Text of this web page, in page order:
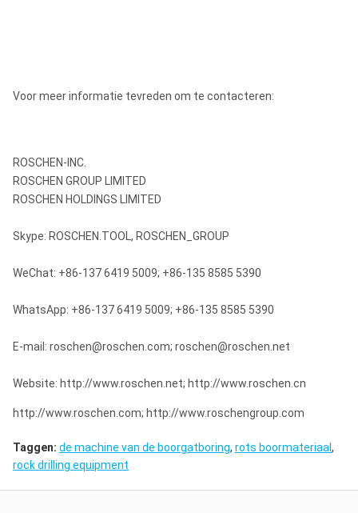
Voor meer informatie tevreden om te contacteren:
ROSCHEN-INC.
ROSCHEN GROUP LIMITED
ROSCHEN HOLDINGS LIMITED
Skype: ROSCHEN.TOOL, ROSCHEN_GROUP
WeChat: +86-137 6419 5009; +86-135 8585 5390
WhatsApp: +86-137 6419 5009; +86-135 8585 5390
E-mail: roschen@roschen.com; roschen@roschen.net
Website: http://www.roschen.net; http://www.roschen.cn
http://www.roschen.com; http://www.roschengroup.com
Taggen: de machine van de boorgatboring, rots boormateriaal,
rock drilling equipment